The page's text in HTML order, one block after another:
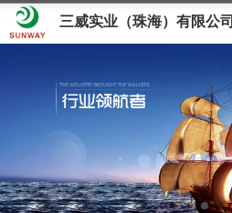
三威实业（珠海）有限公司